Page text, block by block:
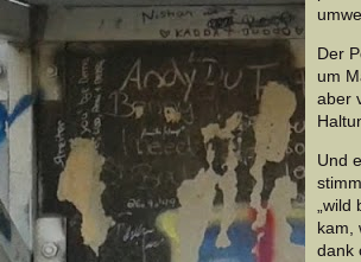
Der
um
aber
Und
kam,
dank